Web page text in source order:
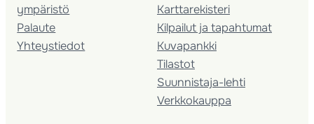
ympäristö
Palaute
Yhteystiedot
Karttarekisteri
Kilpailut ja tapahtumat
Kuvapankki
Tilastot
Suunnistaja-lehti
Verkkokauppa